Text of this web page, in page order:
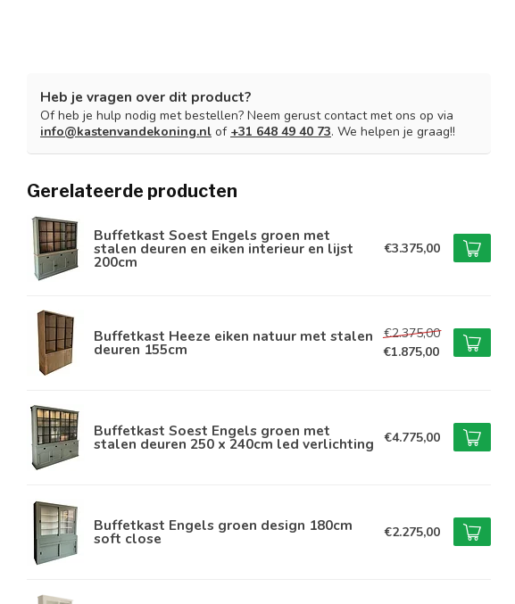
Heb je vragen over dit product?
Of heb je hulp nodig met bestellen? Neem gerust contact met ons op via
info@kastenvandekoning.nl of +31 648 49 40 73. We helpen je graag!!
Gerelateerde producten
Buffetkast Soest Engels groen met
stalen deuren en eiken interieur en lijst
200cm
€3.375,00
Buffetkast Heeze eiken natuur met stalen
deuren 155cm
€2.375,00
€1.875,00
Buffetkast Soest Engels groen met
stalen deuren 250 x 240cm led verlichting €4.775,00
Buffetkast Engels groen design 180cm
soft close €2.275,00